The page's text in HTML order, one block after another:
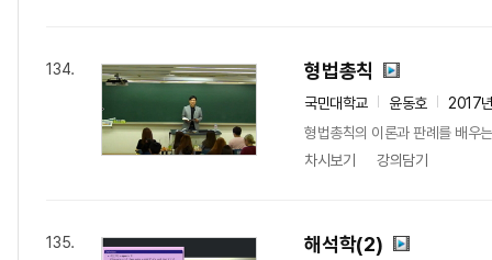
134. 형법총칙
국민대학교 윤동호
2017
형법총칙의 이론과 판례를 배우
차시보기
강의담기
135. 해석학(2)